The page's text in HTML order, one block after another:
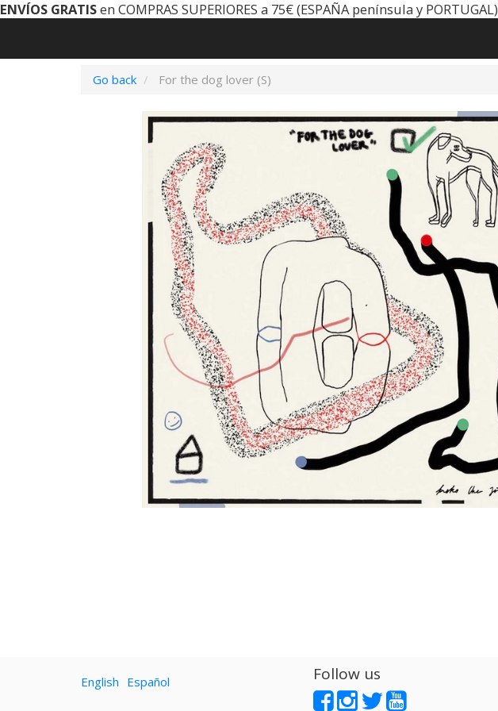
ENVÍOS GRATISen COMPRAS SUPERIORES a 75€ (ESPAÑA península y PORTUGAL)
Go back For the dog lover (S)
English Español Follow us